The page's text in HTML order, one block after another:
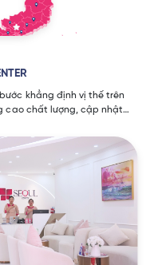
khẳng định vị thế trên
cao chất lượng, cập nhật